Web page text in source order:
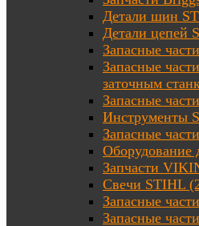
Детали шин
Детали цепей
Запасные
Запасные
заточным
Запасные
Инструменты
Запасные
Оборудование
Запчасти
Свечи STIHL
Запасные
Запасные